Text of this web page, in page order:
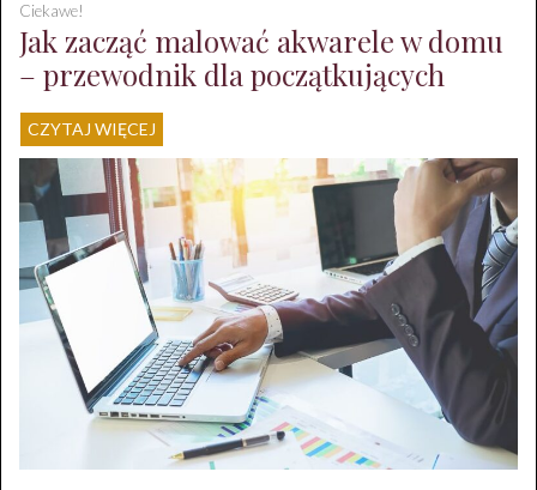
Jak zacząć malować akwarele w domu
– przewodnik dla początkujących
Ciekawe!
CZYTAJ WIĘCEJ